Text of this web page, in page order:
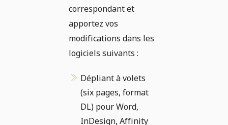
correspondant et
apportez vos
modifications dans les
logiciels suivants :
Dépliant à volets
(six pages, format
DL) pour Word,
InDesign, Affinity